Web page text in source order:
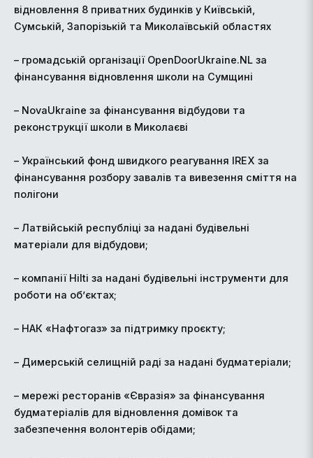
відновлення 8 приватних будинків у Київській,
Сумській, Запорізькій та Миколаївській областях
– громадській організації OpenDoorUkraine.NL ⁠за
фінансування відновлення школи на Сумщині
– ⁠NovaUkraine за фінансування відбудови та
реконструкції школи в Миколаєві
– Український фонд швидкого реагування IREX за
фінансування розбору завалів та вивезення сміття на
полігони
– Латвійській республіці за надані будівельні
матеріали для відбудови;
– компанії Hilti за надані будівельні інструменти для
роботи на об’єктах;
– НАК «Нафтогаз» за підтримку проєкту;
– Димерській селищній раді за надані будматеріали;
– мережі ресторанів «Євразія» за фінансування
будматеріалів для відновлення домівок та
забезпечення волонтерів обідами;